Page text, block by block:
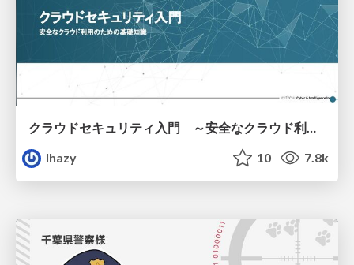
クラウドセキュリティ入門 ～安全なクラウド利用のための基礎知識～
lhazy
10 7.8k